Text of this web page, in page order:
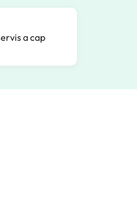
a cap